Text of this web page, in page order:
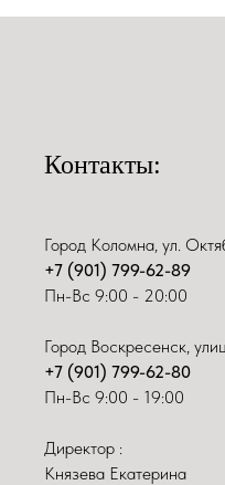
Контакты:
Город Коломна, ул.
+7 (901) 799-62-89
Пн-Вс 9:00 - 20:00
Город Воскресенск,
+7 (901) 799-62-80
Пн-Вс 9:00 - 19:00
Директор :
Князева Екатерина